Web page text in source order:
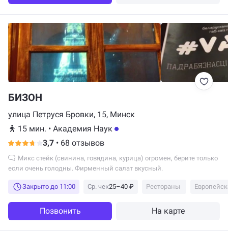
БИЗОН
улица Петруся Бровки, 15, Минск
15 мин. • Академия Наук
3,7 • 68 отзывов
если очень голодны. Фирменный салат вкусный.
Закрыто до 11:00 Ср. чек25–40 ₽ Рестораны
Позвонить На карте